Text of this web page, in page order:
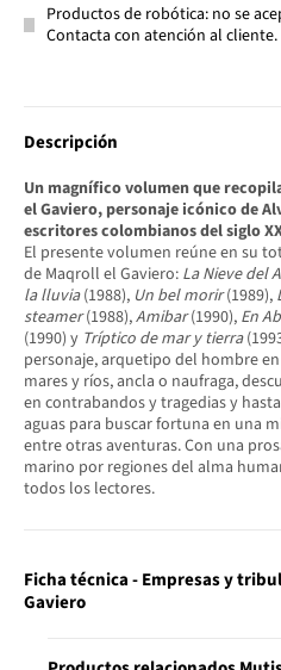
Productos de robótica: no se
Contacta con atención al cliente.
Descripción
Un magnífico volumen que
el Gaviero, personaje icónico de
escritores colombianos del siglo
El presente volumen reúne en su
de Maqroll el Gaviero: La Nieve del
la lluvia(1988), Un bel morir(1989),
steamer(1988),Amibar(1990), En
(1990) y Tríptico de mar y tierra
personaje, arquetipo del hombre
mares y ríos, ancla o naufraga,
en contrabandos y tragedias y
aguas para buscar fortuna en una
entre otras aventuras. Con una
marino por regiones del alma
todos los lectores.
Ficha técnica - Empresas y
Gaviero